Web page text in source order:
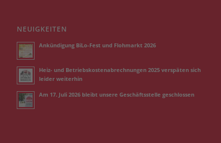
NEUIGKEITEN
Ankündigung BiLo-Fest und Flohmarkt 2026
Heiz- und Betriebskostenabrechnungen 2025 verspäten sich
leider weiterhin
Am 17. Juli 2026 bleibt unsere Geschäftsstelle geschlossen